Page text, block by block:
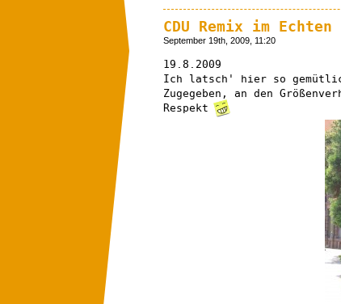
CDU Remix im
September 19th, 2009, 11:20
19.8.2009
Ich latsch' hier so
Zugegeben, an den
Respekt